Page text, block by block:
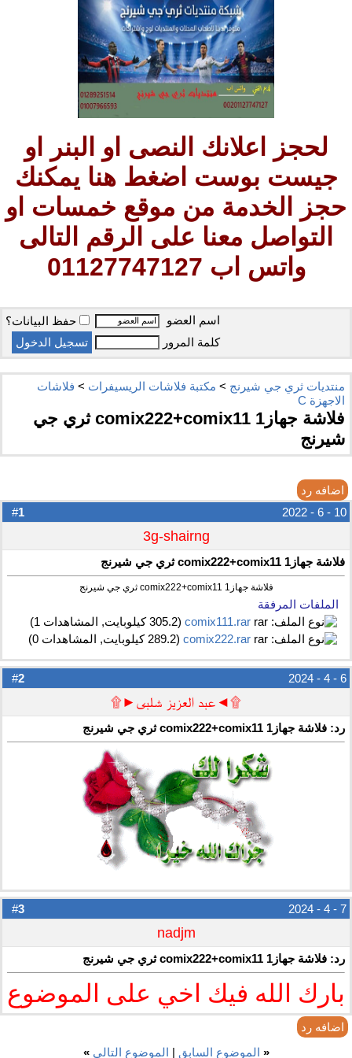
لحجز اعلانك النصى او البنر او
جيست بوست اضغط هنا يمكنك
حجز الخدمة من موقع خمسات او
التواصل معنا على الرقم التالى
واتس اب 01127747127
اسم العضو
حفظ البيانات؟
كلمة المرور
منتديات ثري جي شيرنج > مكتبة فلاشات الريسيفرات > فلاشات
الاجهزة C
فلاشة جهازcomix222+comix11 1 ثري جي
شيرنج
اضافه رد
1 10 - 6 - 2022
3g-shairng
فلاشة جهازcomix222+comix11 1 ثري جي شيرنج
فلاشة جهازcomix222+comix11 1 ثري جي شيرنج
الملفات المرفقة
comix111.rar‏ (305.2 كيلوبايت, المشاهدات 1)
comix222.rar‏ (289.2 كيلوبايت, المشاهدات 0)
2 6 - 4 - 2024
۩◄عبد العزيز شلبى►۩
رد: فلاشة جهازcomix222+comix11 1 ثري جي شيرنج
3 7 - 4 - 2024
nadjm
رد: فلاشة جهازcomix222+comix11 1 ثري جي شيرنج
بارك الله فيك اخي على الموضوع
اضافه رد
« الموضوع السابق | الموضوع التالي »